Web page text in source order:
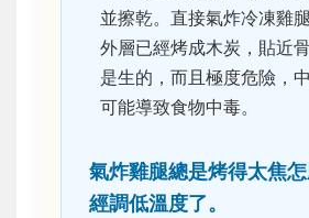
並擦乾。直接氣炸冷凍雞
外層已經烤成木炭，貼近
是生的，而且極度危險，
可能導致食物中毒。
氣炸雞腿總是烤得太焦
經調低溫度了。